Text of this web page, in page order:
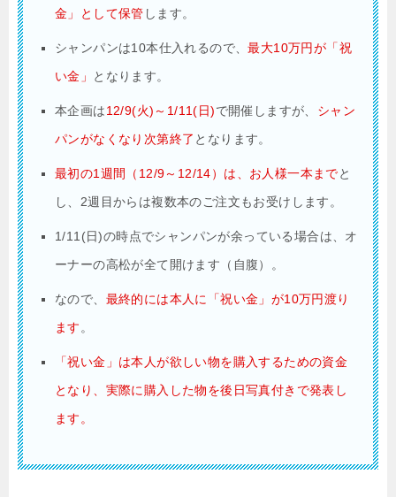
金」として保管 します。
シャンパンは10本仕入れるので、最大10万円が「祝
い金」
となります。
本企画は12/9(火)～1/11(日)で開催しますが、 シャン
パンがなくなり次第終了 となります。
最初の1週間（12/9～12/14）は、お人様一本までと
し、2週目からは複数本のご注文もお受けします。
1/11(日)の時点でシャンパンが余っている場合は、オ
ーナーの高松が全て開けます（自腹）。
なので、 最終的には本人に「祝い金」が10万円渡り
ます 。
「祝い金」は本人が欲しい物を購入するための資金
となり、実際に購入した物を後日写真付きで発表し
ます。